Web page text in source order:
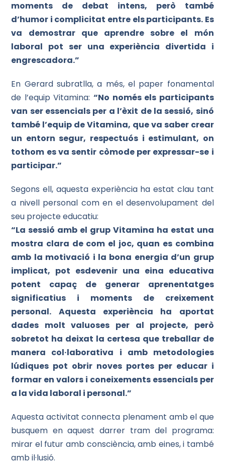
moments de debat intens, però també
d’humor i complicitat entre els participants. Es
va demostrar que aprendre sobre el món
laboral pot ser una experiència divertida i
engrescadora.”
En Gerard subratlla, a més, el paper fonamental
de l’equip Vitamina: “No només els participants
van ser essencials per a l’èxit de la sessió, sinó
també l’equip de Vitamina, que va saber crear
un entorn segur, respectuós i estimulant, on
tothom es va sentir còmode per expressar-se i
participar.”
Segons ell, aquesta experiència ha estat clau tant
a nivell personal com en el desenvolupament del
seu projecte educatiu:
“La sessió amb el grup Vitamina ha estat una
mostra clara de com el joc, quan es combina
amb la motivació i la bona energia d’un grup
implicat, pot esdevenir una eina educativa
potent capaç de generar aprenentatges
significatius i moments de creixement
personal. Aquesta experiència ha aportat
dades molt valuoses per al projecte, però
sobretot ha deixat la certesa que treballar de
manera col·laborativa i amb metodologies
lúdiques pot obrir noves portes per educar i
formar en valors i coneixements essencials per
a la vida laboral i personal.”
Aquesta activitat connecta plenament amb el que
busquem en aquest darrer tram del programa:
mirar el futur amb consciència, amb eines, i també
amb il·lusió.